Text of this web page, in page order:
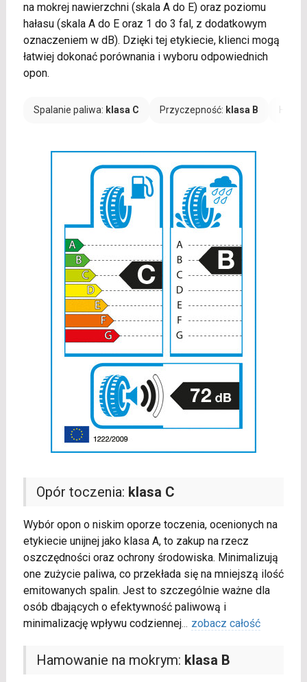
na mokrej nawierzchni (skala A do E) oraz poziomu
hałasu (skala A do E oraz 1 do 3 fal, z dodatkowym
oznaczeniem w dB). Dzięki tej etykiecie, klienci mogą
łatwiej dokonać porównania i wyboru odpowiednich
opon.
Spalanie paliwa: klasa C Przyczepność: klasa B
Opór toczenia: klasa C
Wybór opon o niskim oporze toczenia, ocenionych na
etykiecie unijnej jako klasa A, to zakup na rzecz
oszczędności oraz ochrony środowiska. Minimalizują
one zużycie paliwa, co przekłada się na mniejszą ilość
emitowanych spalin. Jest to szczególnie ważne dla
osób dbających o efektywność paliwową i
minimalizację wpływu codziennej... zobacz całość
Hamowanie na mokrym: klasa B